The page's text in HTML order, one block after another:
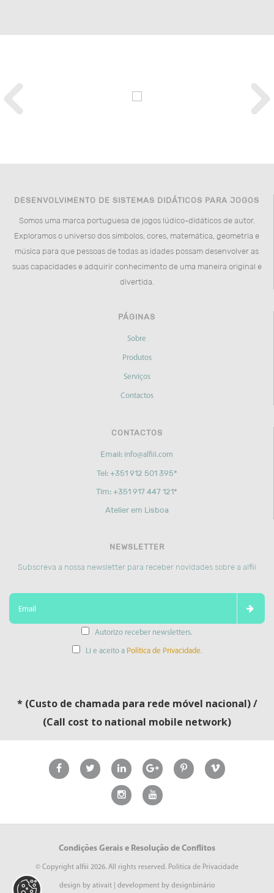
DESENVOLVIMENTO DE SISTEMAS DIDÁTICOS PARA JOGOS
Somos uma marca portuguesa de jogos lúdico-didáticos de autor.
Exploramos o universo dos símbolos, cores, matemática, geometria e
música para que pessoas de todas as idades possam desenvolver as
suas capacidades e adquirir conhecimento de uma maneira original e
divertida.
PÁGINAS
Sobre
Produtos
Serviços
Contactos
CONTACTOS
Email: info@alfiii.com
Tel: +351 912 501 395*
Tlm: +351 917 447 121*
Atelier em Lisboa
NEWSLETTER
Subscreva a nossa newsletter para receber novidades sobre a alfiii
Autorizo receber newsletters.
Li e aceito a Política de Privacidade.
* (Custo de chamada para rede móvel nacional) /
(Call cost to national mobile network)
Condições Gerais e Resolução de Conflitos
© Copyright alfiii 2026. All rights reserved. Política de Privacidade
design by ativait| development by designbinário